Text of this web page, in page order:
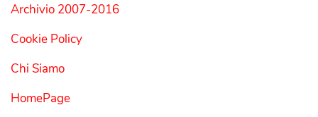
Archivio 2007-2016
Cookie Policy
Chi Siamo
HomePage